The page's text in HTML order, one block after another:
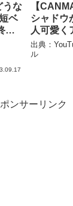
うな
ベ
【
シャドウ
人可愛く
すチャン
出典：
ル
ンサーリンク